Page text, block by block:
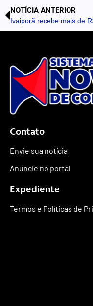
NOTÍCIA ANTERIOR
Contato
Envie sua notícia
Anuncie no portal
Expediente
Termos e Políticas de